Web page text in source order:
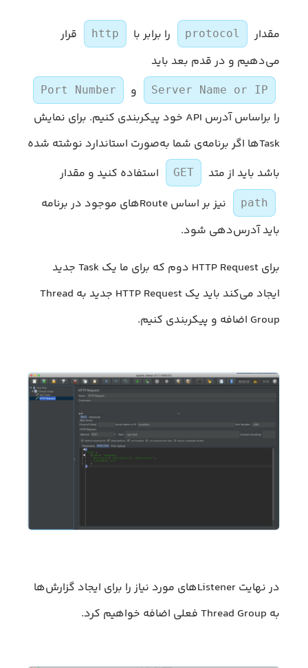
مقدار protocol را برابر با http
قرار
می‌دهیم و در قدم بعد باید
Server Name or IP و Port Number
را براساس آدرس API خود پیکربندی کنیم. برای نمایش
Taskها اگر برنامه‌ی شما به‌صورت استاندارد نوشته شده
باشد باید از متد
GET استفاده کنید و مقدار
path
نیز بر اساس Routeهای موجود در برنامه
باید آدرس‌دهی شود.
برای HTTP Request دوم که برای ما یک Task جدید
ایجاد می‌کند باید یک HTTP Request جدید به Thread
Group اضافه و پیکربندی کنیم.
در نهایت Listenerهای مورد نیاز را برای ایجاد گزارش‌ها
به Thread Group فعلی اضافه خواهیم کرد.